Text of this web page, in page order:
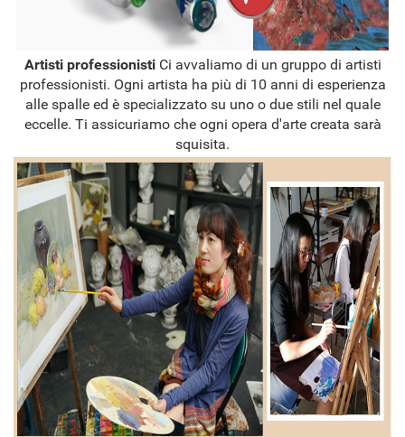
Artisti professionisti Ci avvaliamo di un gruppo di artisti
professionisti. Ogni artista ha più di 10 anni di esperienza
alle spalle ed è specializzato su uno o due stili nel quale
eccelle. Ti assicuriamo che ogni opera d'arte creata sarà
squisita.